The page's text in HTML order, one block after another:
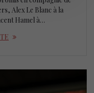
Alex Le Blanc à la
Hamel à…